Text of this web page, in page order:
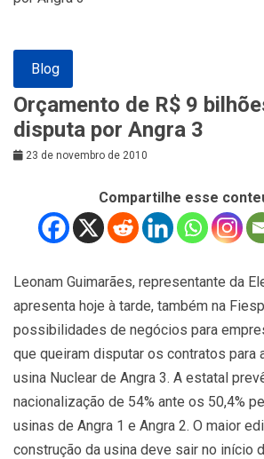
Blog
Orçamento de R$ 9
disputa por Angra 3
23 de novembro de 2010
Compartilhe esse
Leonam Guimarães, representante da
apresenta hoje à tarde, também na
possibilidades de negócios para
que queiram disputar os contratos para
usina Nuclear de Angra 3. A estatal
nacionalização de 54% ante os 50,4%
usinas de Angra 1 e Angra 2. O maior
construção da usina deve sair no início